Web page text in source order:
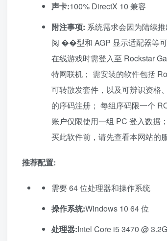
声卡:100% DirectX 10 兼容
附注事项: 系统需求会因为陆续
阅 ��型和 AGP 显示适配器等
在线游戏时需登入至 Rockstar
特网联机； 需安装的软件包括
可转散发套件，以及可辨识资格
的序码注册； 每组序码限一个
账户仅限使用一组 PC 登入数据
买此软件前，请先查看本网站的
推荐配置:
需要 64 位处理器和操作系统
操作系统:Windows 10 64 位
处理器:Intel Core i5 3470 @